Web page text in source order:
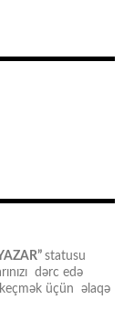
statusu
dərc edə
üçün əlaqə